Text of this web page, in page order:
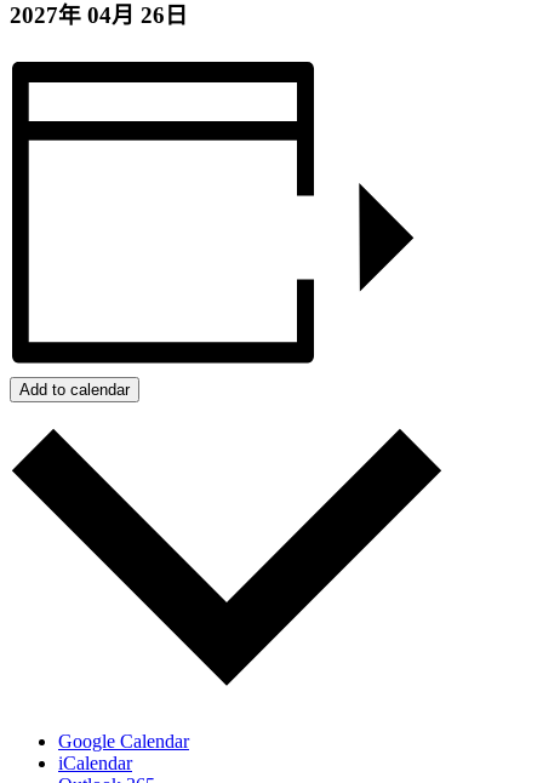
2027年 04月 26日
Add to calendar
Google Calendar
iCalendar